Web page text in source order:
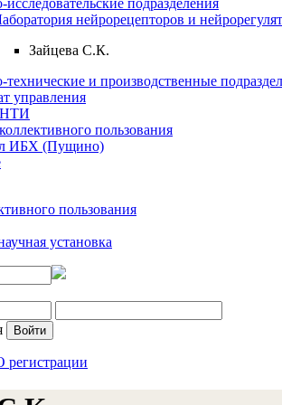
нейрорецепторов и
Зайцева С.К.
технические и производственные
управления
НТИ
пользования
ИБХ (Пущино)
пользования
установка
регистрации